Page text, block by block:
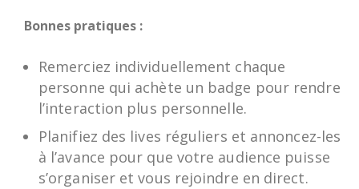
Bonnes pratiques :
Remerciez individuellement chaque
personne qui achète un badge pour rendre
l’interaction plus personnelle.
Planifiez des lives réguliers et annoncez-les
à l’avance pour que votre audience puisse
s’organiser et vous rejoindre en direct.